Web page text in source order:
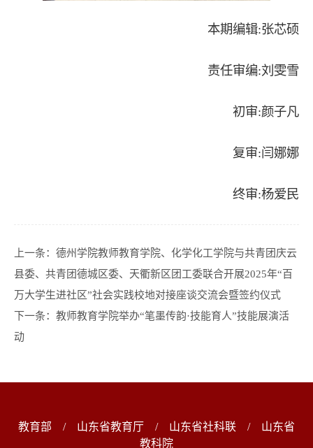
本期编辑:张芯硕
责任审编:刘雯雪
初审:颜子凡
复审:闫娜娜
终审:杨爱民
上一条： 德州学院教师教育学院、化学化工学院与共青团庆云
县委、共青团德城区委、天衢新区团工委联合开展2025年“百
万大学生进社区”社会实践校地对接座谈交流会暨签约仪式
下一条： 教师教育学院举办“笔墨传韵·技能育人”技能展演活
动
教育部 / 山东省教育厅 / 山东省社科联 /
山东省
教科院